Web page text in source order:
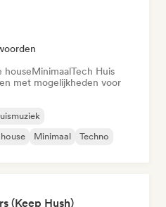
houseMinimaalTech Huis
met mogelijkheden voor
Minimaal Techno
(Keep Hush)